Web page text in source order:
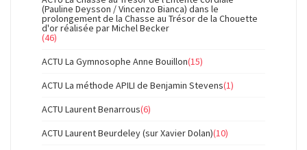
(Pauline Deysson / Vincenzo Bianca) dans le
prolongement de la Chasse au Trésor de la Chouette
d'or réalisée par Michel Becker
(46)
ACTU La Gymnosophe Anne Bouillon(15)
ACTU La méthode APILI de Benjamin Stevens(1)
ACTU Laurent Benarrous(6)
ACTU Laurent Beurdeley (sur Xavier Dolan)(10)